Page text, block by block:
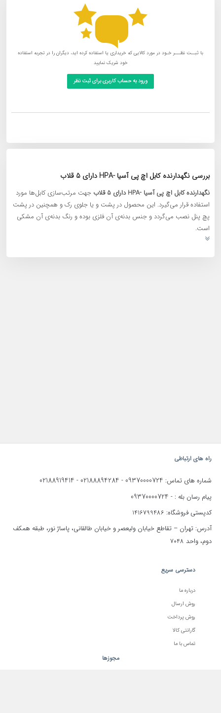
با ثبــت نظـــر خـود در مورد کالایی که خریداری یا استفاده کرده اید، دیگران را در تجربه استفاده
خود شریک نمایید
ورود به حساب کاربری برای ثبت نظر
بررسی نگهدارنده کابل اچ پی آسیا -HPA دارای 5 قلاب
نگهدارنده کابل اچ پی آسیا -HPA دارای 5 قلاب
جهت مرتب‌سازی کابل‌ها مورد
استفاده قرار می‌گیرد. این محصول در پشت و یا جلوی رک و همچنین در پشت
پچ پنل نصب می‌گردد و جنس بدنه‌ی آن فلزی بوده و رنگ بدنه‌ی آن مشکی
است.
راه های ارتباطی
شماره های تماس: 09370000724
-
02188894284
-
02188919414
پیام رسان بله : - 09370000724
کدپستی فروشگاه: 1416799486
آدرس: تهران – تقاطع خیابان ولیعصر و خیابان طالقانی، پاساژ نور، طبقه همکف
دوم، واحد 7048
دسترسی سریع
درباره ما
روش ارسال
روش پرداخت
گارانتی کالا
تماس با ما
مجوزها